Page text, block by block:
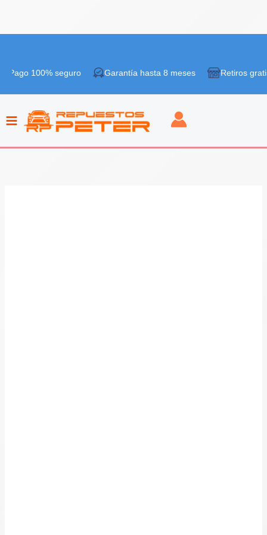
contenido
seguro Garantía hasta 8 meses Retiros gratis en